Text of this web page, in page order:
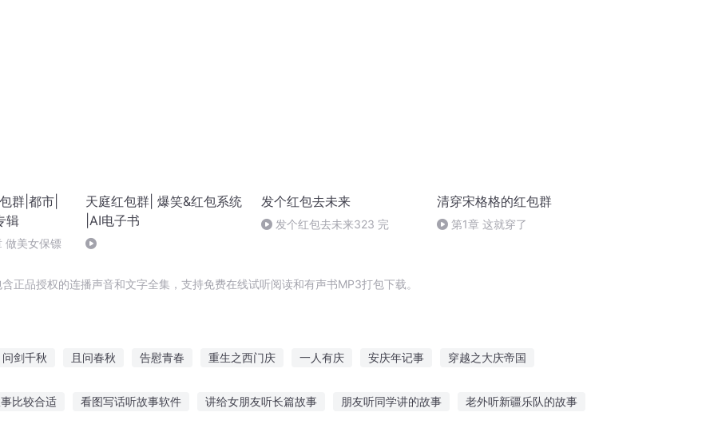
群|都市|
辑
做美女保镖
天庭红包群| 爆笑&红包系统
|AI电子书
发个红包去未来
发个红包去未来323 完
清穿宋格格的红包群
第1章 这就穿了
正品授权的连播声音和文字全集，支持免费在线试听阅读和有声书MP3打包下载。
问剑千秋 且问春秋 告慰青春 重生之西门庆 一人有庆 安庆年记事 穿越之大庆帝国
比较合适 看图写话听故事软件 讲给女朋友听长篇故事 朋友听同学讲的故事 老外听新疆乐队的故事